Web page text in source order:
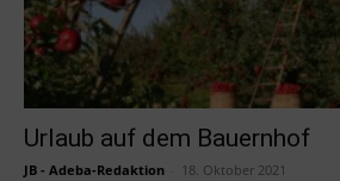
Urlaub auf dem Bauernhof
JB - Adeba-Redaktion 18. Oktober 2021